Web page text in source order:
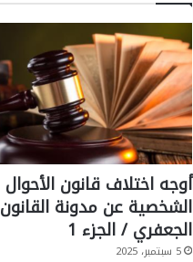
أوجه اختلاف قانون الأحوال
الشخصية عن مدونة القانون
الجعفري / الجزء 1
5 سبتمبر، 2025